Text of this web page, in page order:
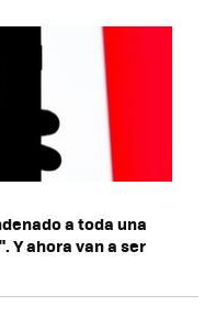
a toda una
Y ahora van a ser